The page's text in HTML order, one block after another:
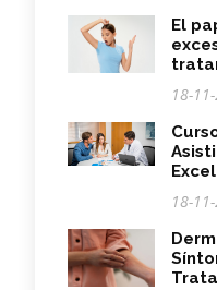
El
18-
18-